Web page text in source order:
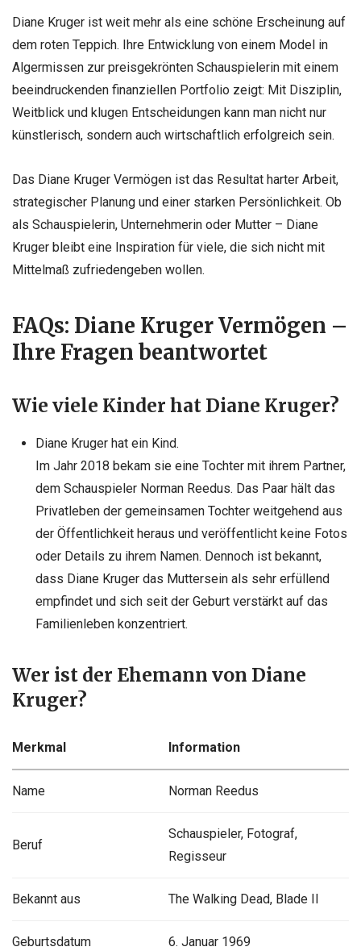
Diane Kruger ist weit mehr als eine schöne Erscheinung auf
dem roten Teppich. Ihre Entwicklung von einem Model in
Algermissen zur preisgekrönten Schauspielerin mit einem
beeindruckenden finanziellen Portfolio zeigt: Mit Disziplin,
Weitblick und klugen Entscheidungen kann man nicht nur
künstlerisch, sondern auch wirtschaftlich erfolgreich sein.
Das Diane Kruger Vermögen ist das Resultat harter Arbeit,
strategischer Planung und einer starken Persönlichkeit. Ob
als Schauspielerin, Unternehmerin oder Mutter – Diane
Kruger bleibt eine Inspiration für viele, die sich nicht mit
Mittelmaß zufriedengeben wollen.
FAQs: Diane Kruger Vermögen –
Ihre Fragen beantwortet
Wie viele Kinder hat Diane Kruger?
Diane Kruger hat ein Kind.
Im Jahr 2018 bekam sie eine Tochter mit ihrem Partner,
dem Schauspieler Norman Reedus. Das Paar hält das
Privatleben der gemeinsamen Tochter weitgehend aus
der Öffentlichkeit heraus und veröffentlicht keine Fotos
oder Details zu ihrem Namen. Dennoch ist bekannt,
dass Diane Kruger das Muttersein als sehr erfüllend
empfindet und sich seit der Geburt verstärkt auf das
Familienleben konzentriert.
Wer ist der Ehemann von Diane
Kruger?
Merkmal Information
Name Norman Reedus
Beruf
Schauspieler, Fotograf,
Regisseur
Bekannt aus The Walking Dead, Blade II
Geburtsdatum 6. Januar 1969